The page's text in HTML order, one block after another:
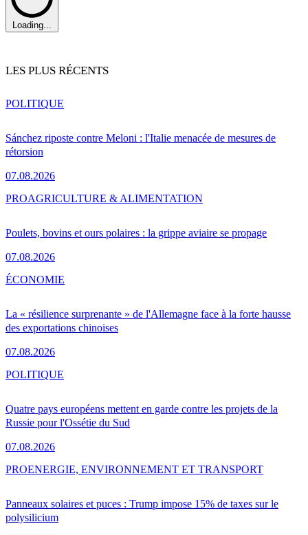
Loading...
LES PLUS RÉCENTS
Sánchez riposte contre Meloni : l'Italie menacée de mesures de
rétorsion
07.08.2026
POLITIQUE
Poulets, bovins et ours polaires : la grippe aviaire se propage
07.08.2026
PROAGRICULTURE & ALIMENTATION
La « résilience surprenante » de l'Allemagne face à la forte hausse
des exportations chinoises
07.08.2026
ÉCONOMIE
Quatre pays européens mettent en garde contre les projets de la
Russie pour l'Ossétie du Sud
07.08.2026
POLITIQUE
Panneaux solaires et puces : Trump impose 15% de taxes sur le
polysilicium
PROENERGIE, ENVIRONNEMENT ET TRANSPORT